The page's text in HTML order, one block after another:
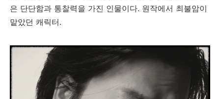
은 단단함과 통찰력을 가진 인물이다. 원작에서 최불암이
맡았던 캐릭터.